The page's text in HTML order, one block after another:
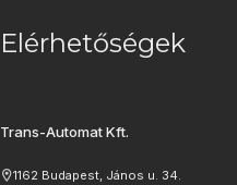
Elérhetőségek
Trans-Automat Kft.
1162 Budapest, János u. 34.